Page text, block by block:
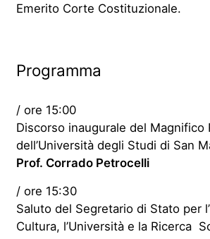
Emerito Corte Costituzionale.
Programma
/ ore 15:00
Discorso inaugurale del Magnifico
dell’Università degli Studi di San
Prof. Corrado Petrocelli
/ ore 15:30
Saluto del Segretario di Stato per
Cultura, l’Università e la Ricerca